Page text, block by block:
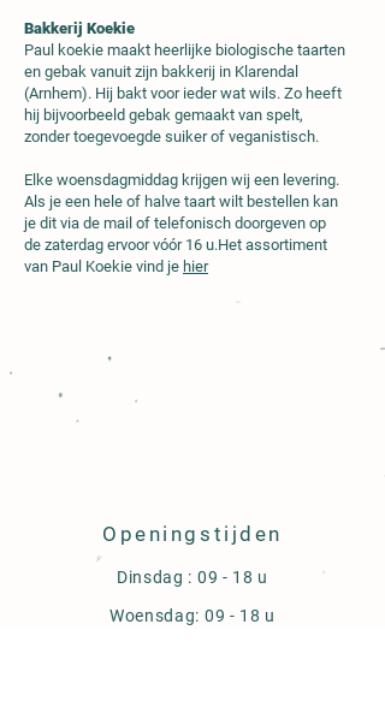
Bakkerij Koekie
Paul koekie maakt heerlijke biologische taarten
en gebak vanuit zijn bakkerij in Klarendal
(Arnhem). Hij bakt voor ieder wat wils. Zo heeft
hij bijvoorbeeld gebak gemaakt van spelt,
zonder toegevoegde suiker of veganistisch.
Elke woensdagmiddag krijgen wij een levering.
Als je een hele of halve taart wilt bestellen kan
je dit via de mail of telefonisch doorgeven op
de zaterdag ervoor vóór 16 u.Het assortiment
van Paul Koekie vind je hier
Openingstijden
Dinsdag : 09 - 18 u
Woensdag: 09 - 18 u